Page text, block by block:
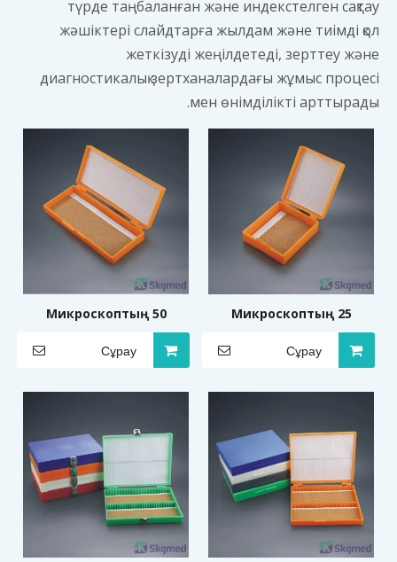
түрде таңбаланған және индекстелген сақтау
жәшіктері слайдтарға жылдам және тиімді қол
жеткізуді жеңілдетеді, зерттеу және
диагностикалық зертханалардағы жұмыс процесі
мен өнімділікті арттырады.
Микроскоптың 25
слайдына арналған
сақтау жәшіктері
Сұрау
Микроскоптың 50
слайдына арналған
сақтау жәшіктері
Сұрау